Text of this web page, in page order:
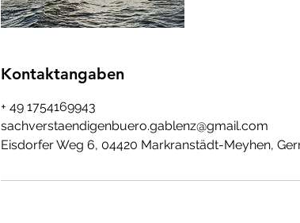
Kontaktangaben
+ 49 1754169943
sachverstaendigenbuero.gablenz@gmail.com
Eisdorfer Weg 6, 04420 Markranstädt-Meyhen,